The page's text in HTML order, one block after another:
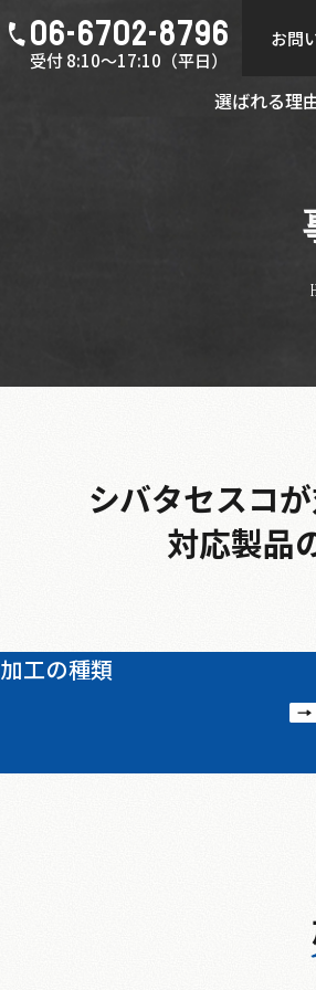
06-6702-8796
受付 8:10～17:10（平日）
お問
選ばれる理
シバタセスコ
対応製品
加工の種類